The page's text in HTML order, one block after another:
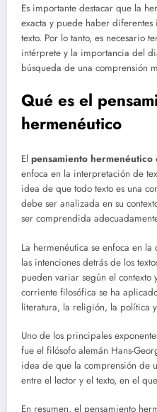
Es importante destacar que la
exacta y puede haber
texto. Por lo tanto, es necesario
intérprete y la importancia del
búsqueda de una comprensión
Qué es el
hermenéutico
El pensamiento hermenéutico
enfoca en la interpretación de
idea de que todo texto es una
debe ser analizada en su
ser comprendida
La hermenéutica se enfoca en
las intenciones detrás de los
pueden variar según el contexto
corriente filosófica se ha
literatura, la religión, la política
Uno de los principales
fue el filósofo alemán Hans-
idea de que la comprensión de
entre el lector y el texto, en el
En resumen, el pensamiento